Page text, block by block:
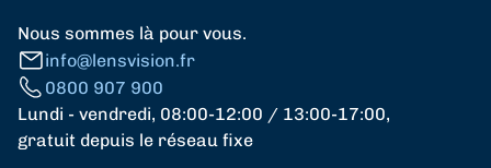
Nous sommes là pour vous.
info@lensvision.fr
0800 907 900
Lundi - vendredi, 08:00-12:00 / 13:00-17:00,
gratuit depuis le réseau fixe